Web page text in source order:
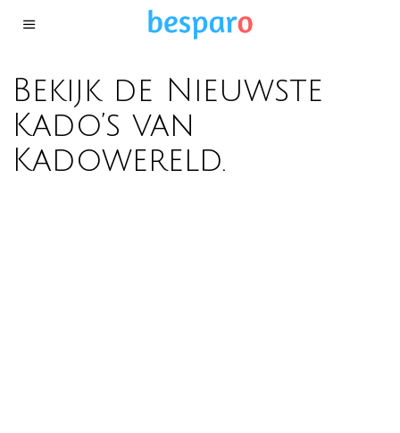
Bekijk de Nieuwste
Kado’s van
Kadowereld.